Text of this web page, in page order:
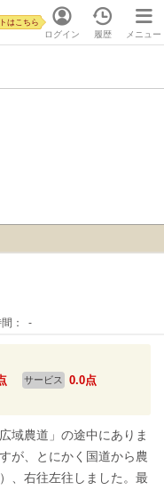
ログイン
はこちら
履歴 メニュー
間： -
サービス 0.0点
域農道」の途中にありま
が、とにかく国道から農
、右往左往しました。最